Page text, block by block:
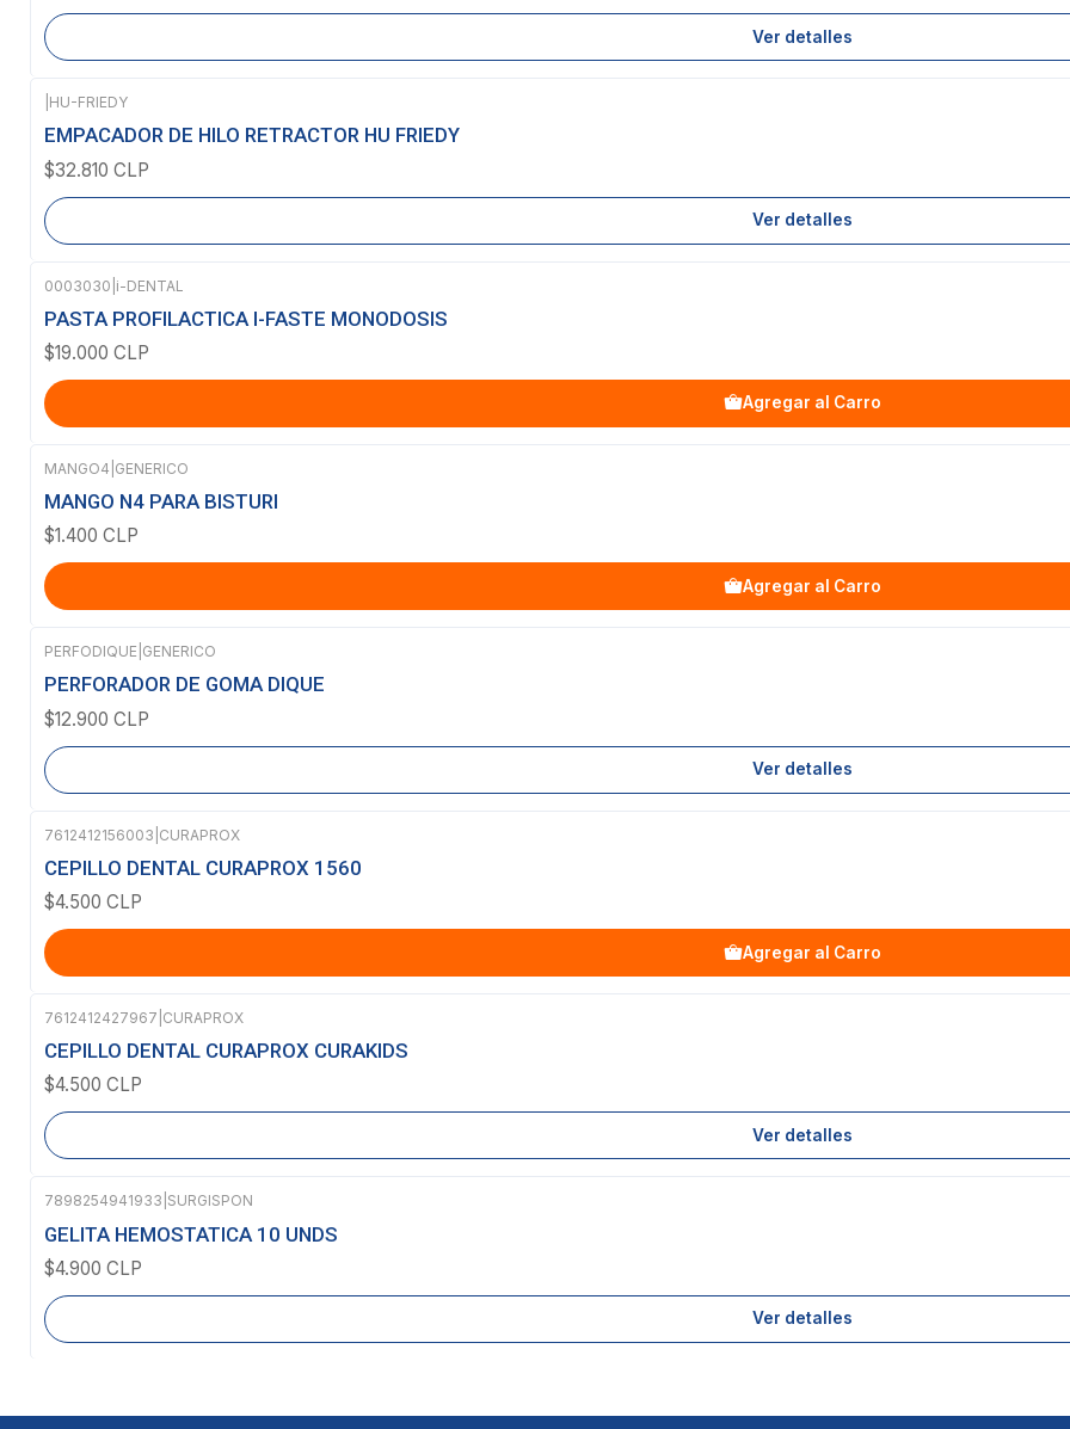
Ver detalles
Agotado
HU-FRIEDY
EMPACADOR DE HILO RETRACTOR HU FRIEDY
$32.810 CLP
Ver detalles
0003030 i-DENTAL
PASTA PROFILACTICA I-FASTE MONODOSIS
$19.000 CLP
Agregar al Carro
MANGO4 GENERICO
MANGO N4 PARA BISTURI
$1.400 CLP
Agregar al Carro
Agotado
PERFODIQUE GENERICO
PERFORADOR DE GOMA DIQUE
$12.900 CLP
Ver detalles
7612412156003 CURAPROX
CEPILLO DENTAL CURAPROX 1560
$4.500 CLP
Agregar al Carro
Agotado
7612412427967 CURAPROX
CEPILLO DENTAL CURAPROX CURAKIDS
$4.500 CLP
Ver detalles
Agotado
7898254941933 SURGISPON
GELITA HEMOSTATICA 10 UNDS
$4.900 CLP
Ver detalles